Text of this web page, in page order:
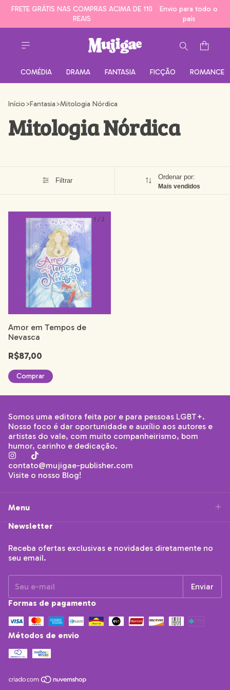
FRETE GRÁTIS NAS COMPRAS ACIMA DE 110
REAIS
Envio para todo o
país
COMÉDIA DRAMA FANTASIA FICÇÃO ROMANCE
Início>Fantasia>Mitologia Nórdica
Mitologia Nórdica
Filtrar Ordenar por:
Mais vendidos
1 / 2
Amor em Tempos de
Nevasca
R$87,00
Somos uma editora feita por e para pessoas LGBT+.
Nosso foco é dar oportunidade e auxílio aos autores e
artistas do vale, com muito companheirismo, bom
humor, carinho e dedicação.
contato@mujigae-publisher.com
Visite o nosso Blog!
Menu
Newsletter
Receba ofertas exclusivas e novidades diretamente no
seu email.
Formas de pagamento
Métodos de envio